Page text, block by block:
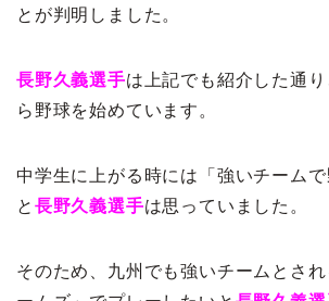
とが判明しました。
長野久義選手は上記でも紹介した通
ら野球を始めています。
中学生に上がる時には「強いチームで
と 長野久義選手は思っていました。
そのため、九州でも強いチームとされ